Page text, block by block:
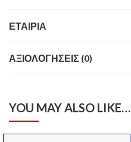
ΕΤΑΙΡΊΑ
ΑΞΙΟΛΟΓΉΣΕΙΣ (0)
YOU MAY ALSO LIKE…